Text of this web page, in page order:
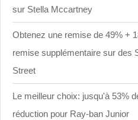
sur Stella Mccartney
Obtenez une remise de 49% +
remise supplémentaire sur des
Street
Le meilleur choix: jusqu'à 53%
réduction pour Ray-ban Junior